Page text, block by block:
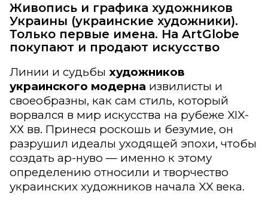
Живопись и графика художников
Украины (украинские художники).
Только первые имена. На ArtGlobe
покупают и продают искусство
Линии и судьбы художников
украинского модерна извилисты и
своеобразны, как сам стиль, который
ворвался в мир искусства на рубеже XIX-
ХХ вв. Принеся роскошь и безумие, он
разрушил идеалы уходящей эпохи, чтобы
создать ар-нуво — именно к этому
определению относили и творчество
украинских художников начала XX века.